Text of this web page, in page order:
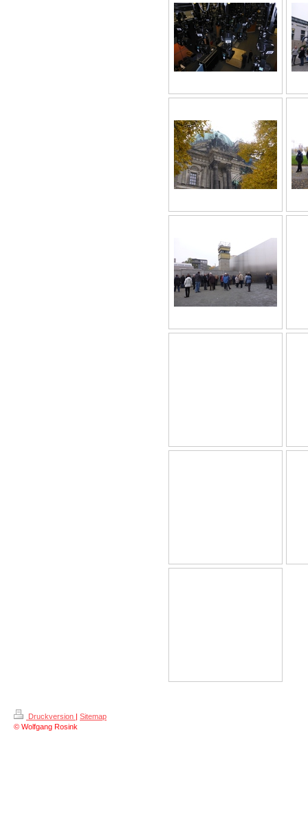
Druckversion | Sitemap
© Wolfgang Rosink